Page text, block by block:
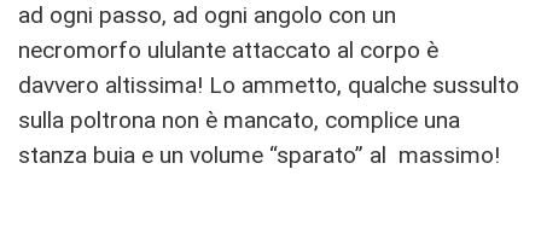
ad ogni passo, ad ogni angolo con un
necromorfo ululante attaccato al corpo è
davvero altissima! Lo ammetto, qualche sussulto
sulla poltrona non è mancato, complice una
stanza buia e un volume “sparato” al massimo!